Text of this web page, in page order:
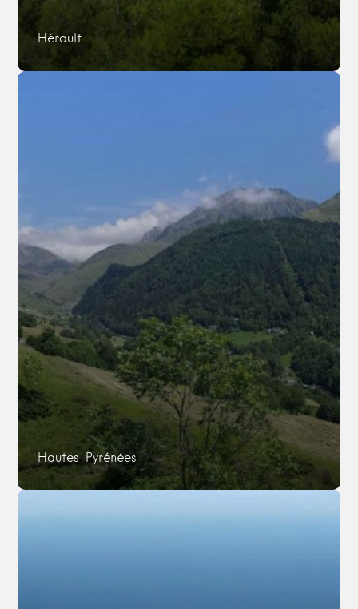
Hérault
Hautes-Pyrénées